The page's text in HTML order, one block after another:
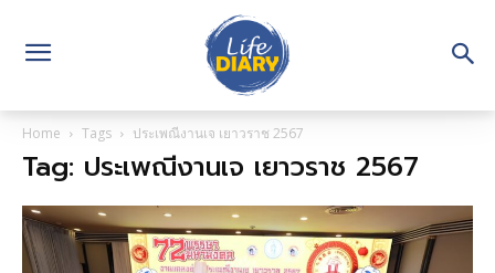
Home Tags ประเพณีงานเจ เยาวราช 2567
Tag: ประเพณีงานเจ เยาวราช 2567